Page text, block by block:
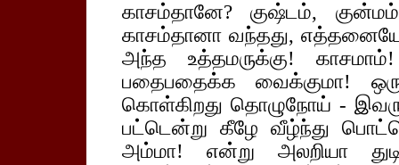
காசம்தானே? குஷ்டம்,
காசம்தானா வந்தது,
அந்த உத்தமருக்கு!
பதைபதைக்க வைக்குமா! ஒரு
கொள்கிறது தொழுநோய் -
பட்டென்று கீழே வீழ்ந்து
அம்மா! என்று அலறியா